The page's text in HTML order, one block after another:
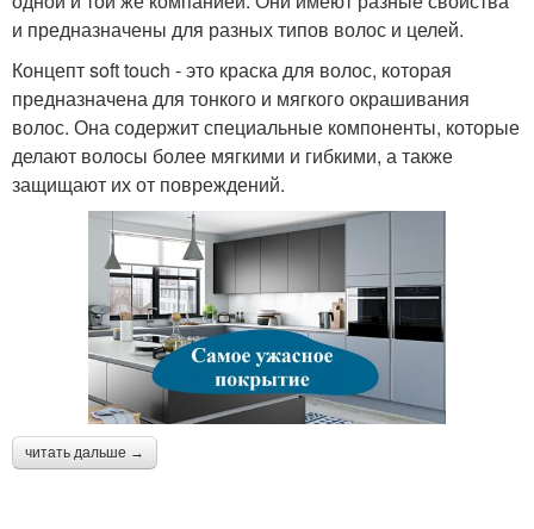
и предназначены для разных типов волос и целей.
Концепт soft touch - это краска для волос, которая
предназначена для тонкого и мягкого окрашивания
волос. Она содержит специальные компоненты, которые
делают волосы более мягкими и гибкими, а также
защищают их от повреждений.
читать дальше →